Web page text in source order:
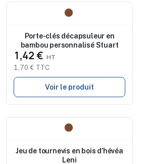
Porte-clés décapsuleur en
bambou personnalisé Stuart
1,42 €
1,70 € TTC
Voir le produit
Jeu de tournevis en bois d’hévéa
Leni